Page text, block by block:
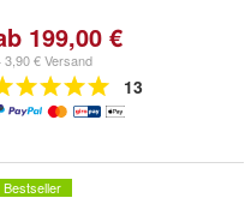
199,00 €
3,90 € Versand
13
Bestseller